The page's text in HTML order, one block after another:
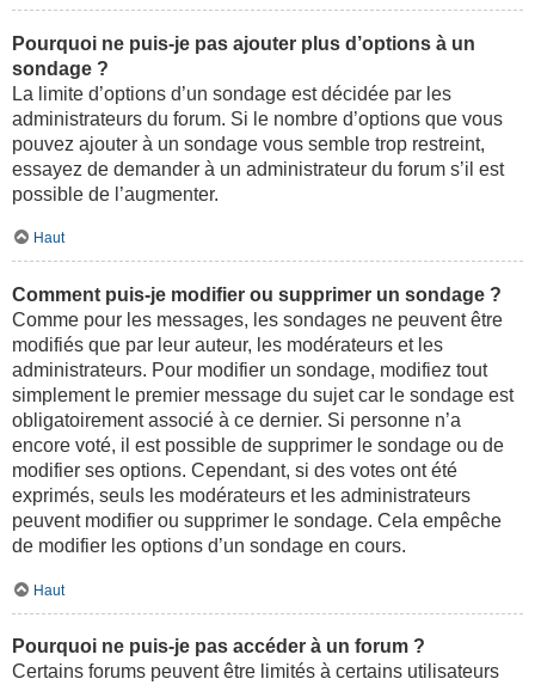
Pourquoi ne puis-je pas ajouter plus d’options à un
sondage ?
La limite d’options d’un sondage est décidée par les
administrateurs du forum. Si le nombre d’options que vous
pouvez ajouter à un sondage vous semble trop restreint,
essayez de demander à un administrateur du forum s’il est
possible de l’augmenter.
Haut
Comment puis-je modifier ou supprimer un sondage ?
Comme pour les messages, les sondages ne peuvent être
modifiés que par leur auteur, les modérateurs et les
administrateurs. Pour modifier un sondage, modifiez tout
simplement le premier message du sujet car le sondage est
obligatoirement associé à ce dernier. Si personne n’a
encore voté, il est possible de supprimer le sondage ou de
modifier ses options. Cependant, si des votes ont été
exprimés, seuls les modérateurs et les administrateurs
peuvent modifier ou supprimer le sondage. Cela empêche
de modifier les options d’un sondage en cours.
Haut
Pourquoi ne puis-je pas accéder à un forum ?
Certains forums peuvent être limités à certains utilisateurs